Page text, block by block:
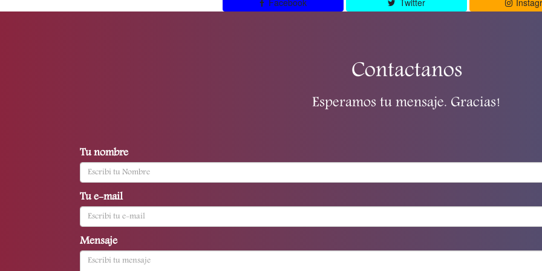
Facebook Twitter
Contactanos
Esperamos tu mensaje. Gracias!
Tu nombre
Tu e-mail
Mensaje